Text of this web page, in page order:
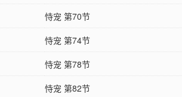
恃宠 第70节
恃宠 第74节
恃宠 第78节
恃宠 第82节